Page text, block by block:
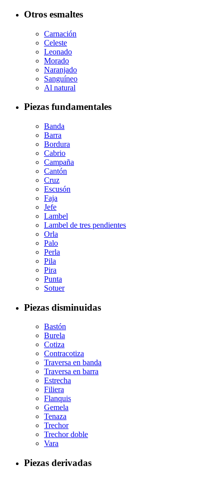
Otros esmaltes
Carnación
Celeste
Leonado
Morado
Naranjado
Sanguíneo
Al natural
Piezas fundamentales
Banda
Barra
Bordura
Cabrio
Campaña
Cantón
Cruz
Escusón
Faja
Jefe
Lambel
Lambel de tres pendientes
Orla
Palo
Perla
Pila
Pira
Punta
Sotuer
Piezas disminuidas
Bastón
Burela
Cotiza
Contracotiza
Traversa en banda
Traversa en barra
Estrecha
Filiera
Flanquis
Gemela
Tenaza
Trechor
Trechor doble
Vara
Piezas derivadas